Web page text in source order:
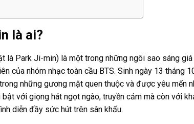
là ai?
là Park Ji-min) là một trong những ngôi sao sáng
của nhóm nhạc toàn cầu BTS. Sinh ngày 13 tháng
những gương mặt quen thuộc và được yêu mến
bật với giọng hát ngọt ngào, truyền cảm mà còn với
diễn đầy sức hút trên sân khấu.